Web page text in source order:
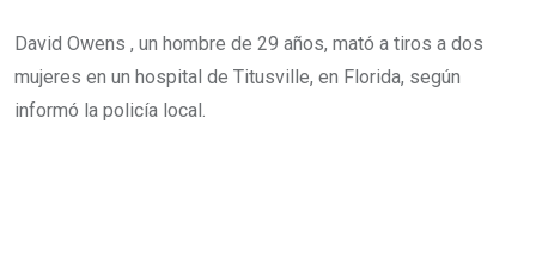
David Owens , un hombre de 29 años, mató a tiros a dos
mujeres en un hospital de Titusville, en Florida, según
informó la policía local.